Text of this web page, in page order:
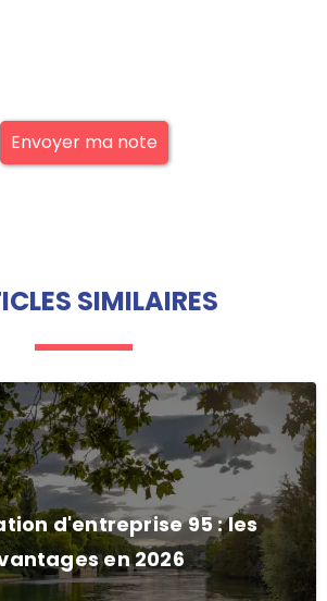
Envoyer ma note
SIMILAIRES
d'entreprise 95 : les
en 2026